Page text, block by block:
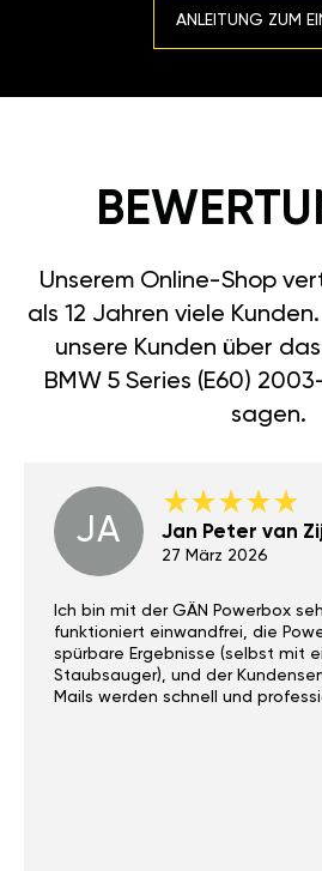
ANLEITUNG ZUM
Unserem Online-Shop
als 12 Jahren viele
unsere Kunden über
BMW 5 Series (E60)
sagen.
JA Jan Peter van
27 März 2026
Ich bin mit der GÄN Powerbox
funktioniert einwandfrei, die
spürbare Ergebnisse (selbst mit
Staubsauger), und der
Mails werden schnell und